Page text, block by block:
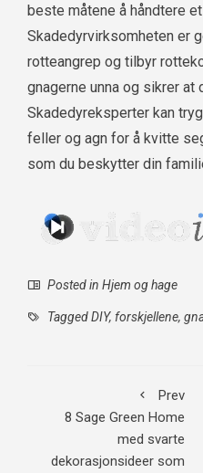
beste måtene å håndtere
Skadedyrvirksomheten er
rotteangrep og tilbyr
gnagerne unna og sikrer at
Skadedyreksperter kan
feller og agn for å kvitte
som du beskytter din
Posted in Hjem og hage
TaggedDIY, forskjellene,
Prev
8 Sage Green Home
med svarte
dekorasjonsideer som